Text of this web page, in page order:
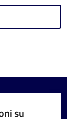
su